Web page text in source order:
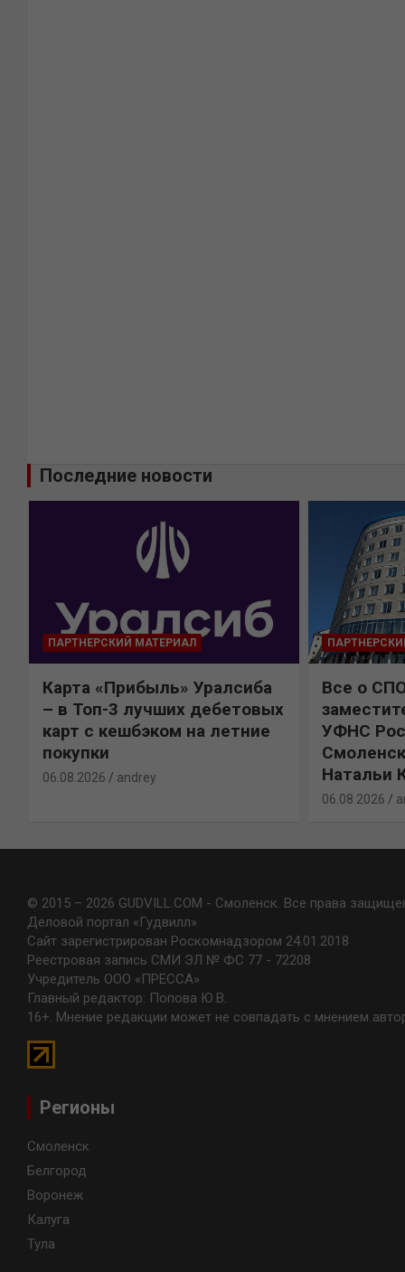
Последние новости
ПАРТНЕРСКИЙ МАТЕРИАЛ
Карта «Прибыль» Уралсиба
– в Топ-3 лучших дебетовых
карт с кешбэком на летние
покупки
06.08.2026 andrey
Все о
УФНС
Натальи
06.08.2026
© 2015 – 2026 GUDVILL.COM - Смоленск. Все права
Деловой портал «Гудвилл»
Сайт зарегистрирован Роскомнадзором 24.01.2018
Реестровая запись СМИ ЭЛ № ФС 77 - 72208
Учредитель ООО «ПРЕССА»
Главный редактор: Попова Ю.В.
16+. Мнение редакции может не совпадать с мнением
Регионы
Смоленск
Белгород
Воронеж
Калуга
Тула